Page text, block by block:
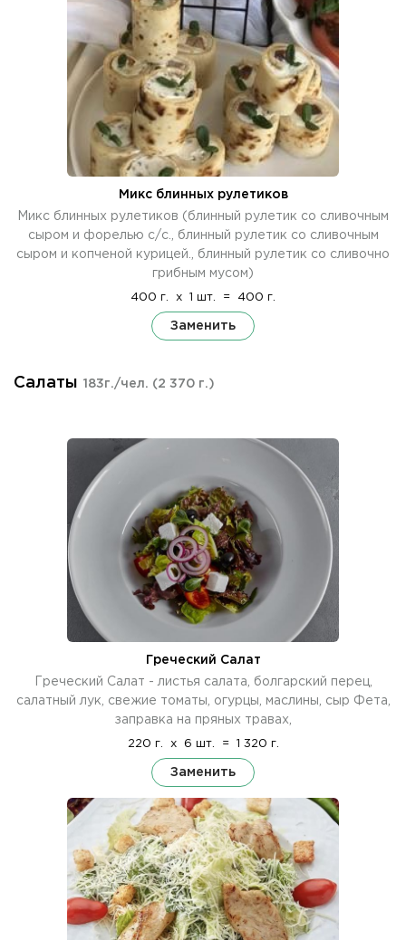
Микс блинных рулетиков
Микс блинных рулетиков (блинный рулетик со сливочным
сыром и форелью с/с., блинный рулетик со сливочным
сыром и копченой курицей., блинный рулетик со сливочно
грибным мусом)
400 г. x 1 шт. = 400 г.
Заменить
Салаты 183г./чел. (2 370 г.)
Греческий Салат
Греческий Салат - листья салата, болгарский перец,
салатный лук, свежие томаты, огурцы, маслины, сыр Фета,
заправка на пряных травах,
220 г. x 6 шт. = 1 320 г.
Заменить